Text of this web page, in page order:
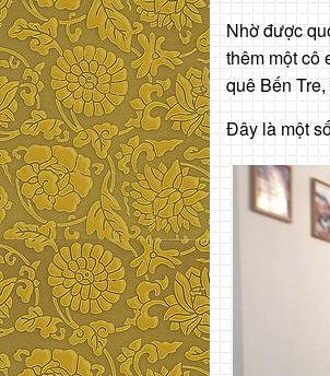
Nhờ được
thêm một cô
quê Bến
Đây là một